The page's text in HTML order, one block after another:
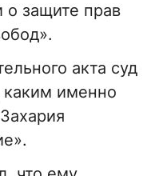
о защите прав
акта суд
каким именно